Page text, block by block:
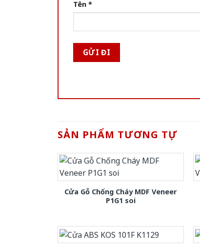
Tên *
SẢN PHẨM TƯƠNG TỰ
Cửa Gỗ Chống Cháy MDF Veneer
P1G1 soi